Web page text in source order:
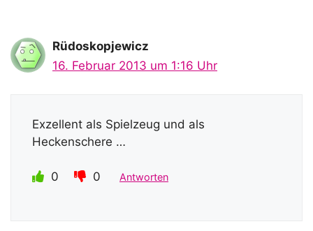
Rüdoskopjewicz
16. Februar 2013 um 1:16 Uhr
Exzellent als Spielzeug und als
Heckenschere …
0 0 Antworten